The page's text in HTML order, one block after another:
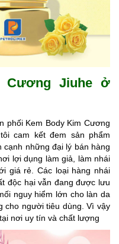
Jiuhe ở
phối Kem Body Kim Cương
cam kết đem sản phẩm
cạnh những đại lý bán hàng
lợi dụng làm giả, làm nhái
giá rẻ. Các loại hàng nhái
độc hại vẫn đang được lưu
nguy hiểm lớn cho làn da
cho người tiêu dùng. Vì vậy
nơi uy tín và chất lượng